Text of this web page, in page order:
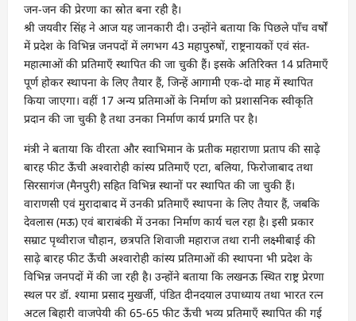
जन-जन की प्रेरणा का स्रोत बना रही है।
श्री जयवीर सिंह ने आज यह जानकारी दी। उन्होंने बताया कि पिछले पाँच वर्षों
में प्रदेश के विभिन्न जनपदों में लगभग 43 महापुरुषों, राष्ट्रनायकों एवं संत-
महात्माओं की प्रतिमाएँ स्थापित की जा चुकी हैं। इसके अतिरिक्त 14 प्रतिमाएँ
पूर्ण होकर स्थापना के लिए तैयार हैं, जिन्हें आगामी एक-दो माह में स्थापित
किया जाएगा। वहीं 17 अन्य प्रतिमाओं के निर्माण को प्रशासनिक स्वीकृति
प्रदान की जा चुकी है तथा उनका निर्माण कार्य प्रगति पर है।
मंत्री ने बताया कि वीरता और स्वाभिमान के प्रतीक महाराणा प्रताप की साढ़े
बारह फीट ऊँची अश्वारोही कांस्य प्रतिमाएँ एटा, बलिया, फिरोजाबाद तथा
सिरसागंज (मैनपुरी) सहित विभिन्न स्थानों पर स्थापित की जा चुकी हैं।
वाराणसी एवं मुरादाबाद में उनकी प्रतिमाएँ स्थापना के लिए तैयार हैं, जबकि
देवलास (मऊ) एवं बाराबंकी में उनका निर्माण कार्य चल रहा है। इसी प्रकार
सम्राट पृथ्वीराज चौहान, छत्रपति शिवाजी महाराज तथा रानी लक्ष्मीबाई की
साढ़े बारह फीट ऊँची अश्वारोही कांस्य प्रतिमाओं की स्थापना भी प्रदेश के
विभिन्न जनपदों में की जा रही है। उन्होंने बताया कि लखनऊ स्थित राष्ट्र प्रेरणा
स्थल पर डॉ. श्यामा प्रसाद मुखर्जी, पंडित दीनदयाल उपाध्याय तथा भारत रत्न
अटल बिहारी वाजपेयी की 65-65 फीट ऊँची भव्य प्रतिमाएँ स्थापित की गई